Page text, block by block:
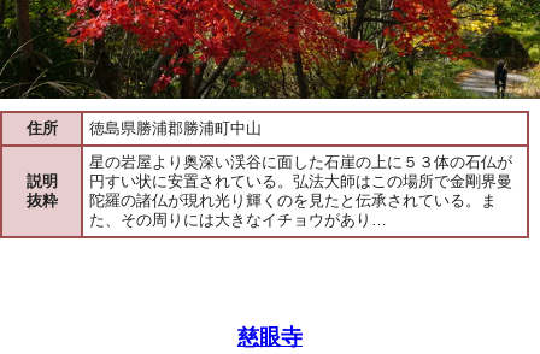
住所 徳島県勝浦郡勝浦町中山
説明
抜粋
星の岩屋より奥深い渓谷に面した石崖の上に５３体の石仏が
円すい状に安置されている。弘法大師はこの場所で金剛界曼
陀羅の諸仏が現れ光り輝くのを見たと伝承されている。ま
た、その周りには大きなイチョウがあり…
慈眼寺